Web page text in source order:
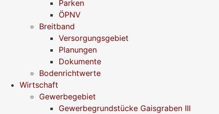
Parken
ÖPNV
Breitband
Versorgungsgebiet
Planungen
Dokumente
Bodenrichtwerte
Wirtschaft
Gewerbegebiet
Gewerbegrundstücke Gaisgraben III